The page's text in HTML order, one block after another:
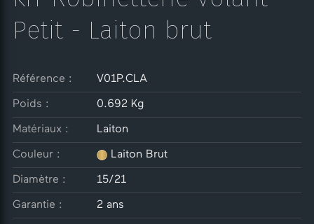
Petit - Laiton brut
Référence : V01P.CLA
Poids : 0.692 Kg
Matériaux : Laiton
Couleur : Laiton Brut
Diamètre : 15/21
Garantie : 2 ans